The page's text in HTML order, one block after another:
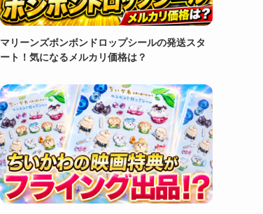
マリーンズボンボンドロップシールの発送スタ
ート！気になるメルカリ価格は？